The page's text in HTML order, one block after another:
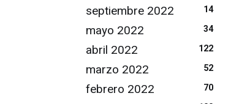
septiembre 2022 14
mayo 2022 34
abril 2022 122
marzo 2022 52
febrero 2022 70